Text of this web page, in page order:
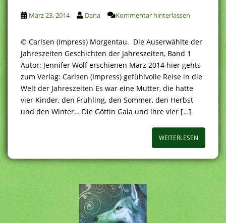
März 23, 2014 Dana Kommentar hinterlassen
© Carlsen (Impress) Morgentau. Die Auserwählte der
Jahreszeiten Geschichten der Jahreszeiten, Band 1
Autor: Jennifer Wolf erschienen März 2014 hier gehts
zum Verlag: Carlsen (Impress) gefühlvolle Reise in die
Welt der Jahreszeiten Es war eine Mutter, die hatte
vier Kinder, den Frühling, den Sommer, den Herbst
und den Winter… Die Göttin Gaia und ihre vier […]
WEITERLESEN